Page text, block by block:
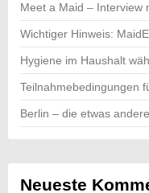
Meet a Maid – Interview
Wichtiger Hinweis:
Hygiene im Haushalt
Teilnahmebedingungen
Berlin – die etwas
Neueste